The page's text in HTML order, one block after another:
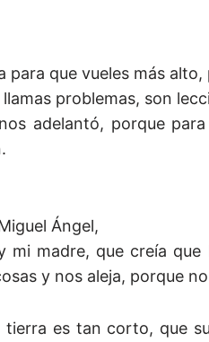
que vueles más
problemas, son
adelantó, porque
Ángel,
mi madre, que creía
y nos aleja, porque
es tan corto, que